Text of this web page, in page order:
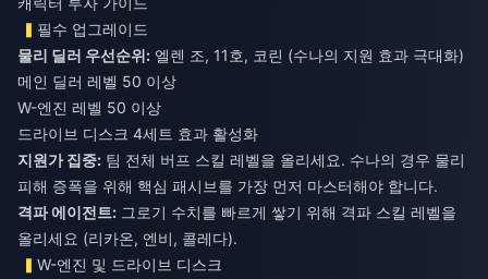
필수 업그레이드
물리 딜러 우선순위: 엘렌 조, 11호, 코린 (수나의 지원 효과 극대화)
메인 딜러 레벨 50 이상
W-엔진 레벨 50 이상
드라이브 디스크 4세트 효과 활성화
지원가 집중: 팀 전체 버프 스킬 레벨을 올리세요. 수나의 경우 물리
피해 증폭을 위해 핵심 패시브를 가장 먼저 마스터해야 합니다.
격파 에이전트: 그로기 수치를 빠르게 쌓기 위해 격파 스킬 레벨을
올리세요 (리카온, 엔비, 콜레다).
W-엔진 및 드라이브 디스크